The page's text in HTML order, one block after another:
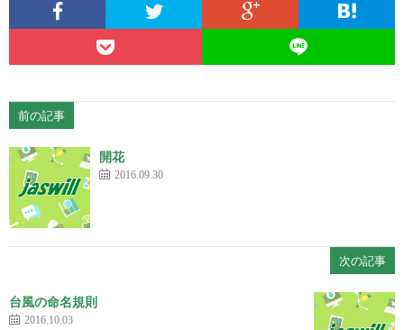
前の記事
開花
2016.09.30
次の記事
台風の命名規則
2016.10.03